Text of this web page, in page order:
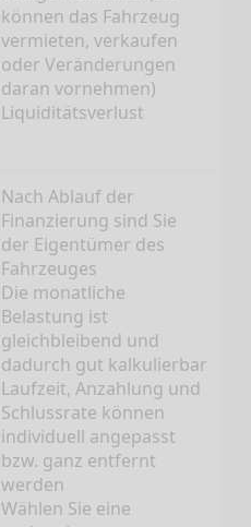
können das Fahrzeug
vermieten, verkaufen
oder Veränderungen
daran vornehmen)
Liquiditätsverlust
Nach Ablauf der
Finanzierung sind Sie
der Eigentümer des
Fahrzeuges
Die monatliche
Belastung ist
gleichbleibend und
dadurch gut kalkulierbar
Laufzeit, Anzahlung und
Schlussrate können
individuell angepasst
bzw. ganz entfernt
werden
Wählen Sie eine